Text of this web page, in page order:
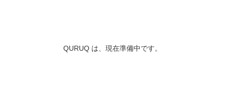
QURUQ は、現在準備中です。